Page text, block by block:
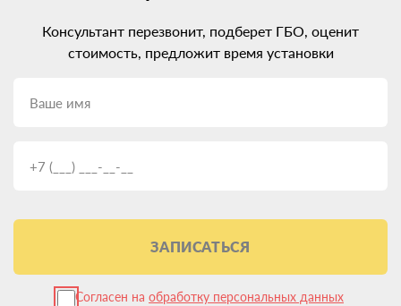
Консультант перезвонит, подберет ГБО, оценит
стоимость, предложит время установки
ЗАПИСАТЬСЯ
Согласен на обработку персональных данных